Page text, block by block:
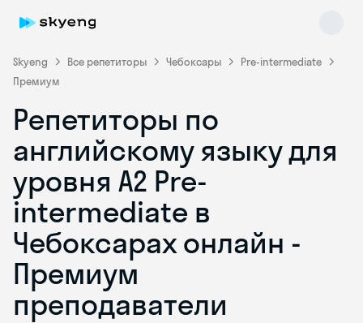
Skyeng Все репетиторы Чебоксары
Pre-intermediate
Премиум
Репетиторы по
английскому языку для
уровня A2 Pre-
intermediate в
Чебоксарах онлайн -
Премиум
преподаватели
Skyeng Chat